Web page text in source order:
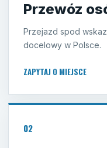
Przewóz
Przejazd spod
docelowy w Polsce.
ZAPYTAJ O MIEJSCE
02